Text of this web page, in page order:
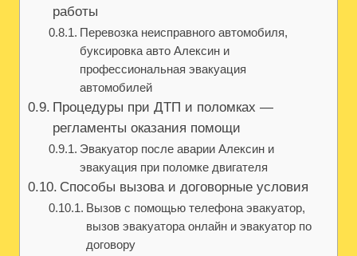
работы
Перевозка неисправного автомобиля,
буксировка авто Алексин и
профессиональная эвакуация
автомобилей
Процедуры при ДТП и поломках —
регламенты оказания помощи
Эвакуатор после аварии Алексин и
эвакуация при поломке двигателя
Способы вызова и договорные условия
Вызов с помощью телефона эвакуатор,
вызов эвакуатора онлайн и эвакуатор по
договору